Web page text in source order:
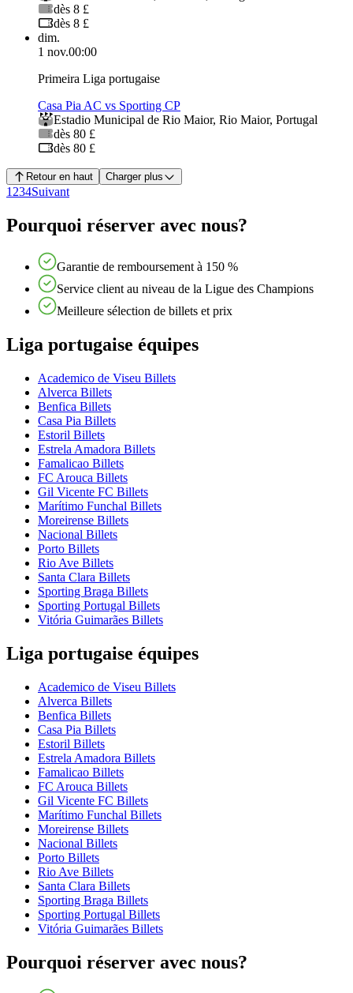
dès 8 £
dès 8 £
dim.
1 nov.00:00
Primeira Liga portugaise
Casa Pia AC vs Sporting CP
Estadio Municipal de Rio Maior, Rio Maior, Portugal
dès 80 £
dès 80 £
Retour en haut Charger plus
1 234Suivant
Pourquoi réserver avec nous?
Garantie de remboursement à 150 %
Service client au niveau de la Ligue des Champions
Meilleure sélection de billets et prix
Liga portugaise équipes
Academico de Viseu Billets
Alverca Billets
Benfica Billets
Casa Pia Billets
Estoril Billets
Estrela Amadora Billets
Famalicao Billets
FC Arouca Billets
Gil Vicente FC Billets
Marítimo Funchal Billets
Moreirense Billets
Nacional Billets
Porto Billets
Rio Ave Billets
Santa Clara Billets
Sporting Braga Billets
Sporting Portugal Billets
Vitória Guimarães Billets
Liga portugaise équipes
Academico de Viseu Billets
Alverca Billets
Benfica Billets
Casa Pia Billets
Estoril Billets
Estrela Amadora Billets
Famalicao Billets
FC Arouca Billets
Gil Vicente FC Billets
Marítimo Funchal Billets
Moreirense Billets
Nacional Billets
Porto Billets
Rio Ave Billets
Santa Clara Billets
Sporting Braga Billets
Sporting Portugal Billets
Vitória Guimarães Billets
Pourquoi réserver avec nous?